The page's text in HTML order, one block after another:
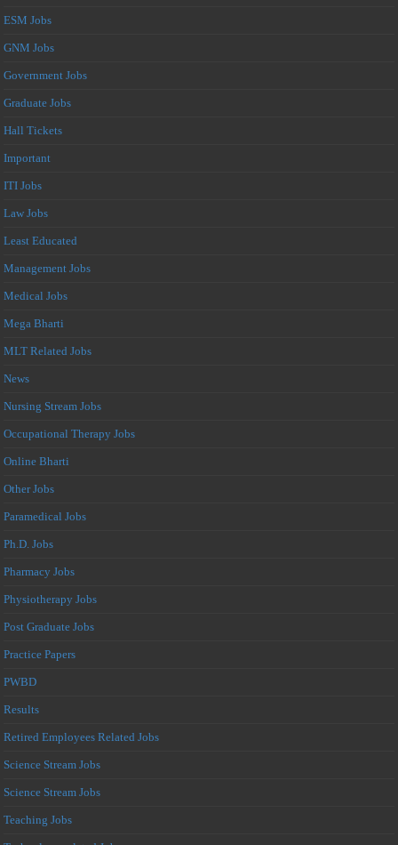
ESM Jobs
GNM Jobs
Government Jobs
Graduate Jobs
Hall Tickets
Important
ITI Jobs
Law Jobs
Least Educated
Management Jobs
Medical Jobs
Mega Bharti
MLT Related Jobs
News
Nursing Stream Jobs
Occupational Therapy Jobs
Online Bharti
Other Jobs
Paramedical Jobs
Ph.D. Jobs
Pharmacy Jobs
Physiotherapy Jobs
Post Graduate Jobs
Practice Papers
PWBD
Results
Retired Employees Related Jobs
Science Stream Jobs
Science Stream Jobs
Teaching Jobs